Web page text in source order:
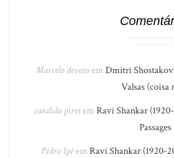
Marcelo devotoem Dmitri
Valsas (coisa
candida piresem Ravi Shankar
Passages
Pedro Ipêem Ravi Shankar (1920-